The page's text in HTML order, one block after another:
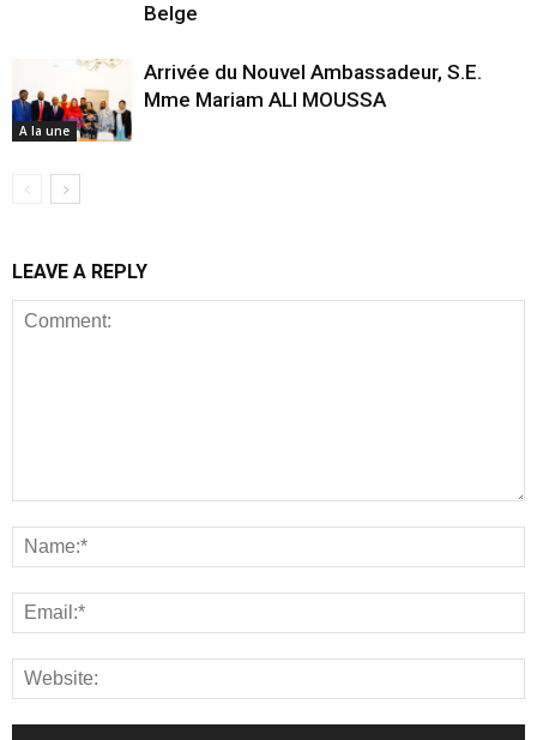
Belge
A la une
Arrivée du Nouvel Ambassadeur, S.E.
Mme Mariam ALI MOUSSA
LEAVE A REPLY